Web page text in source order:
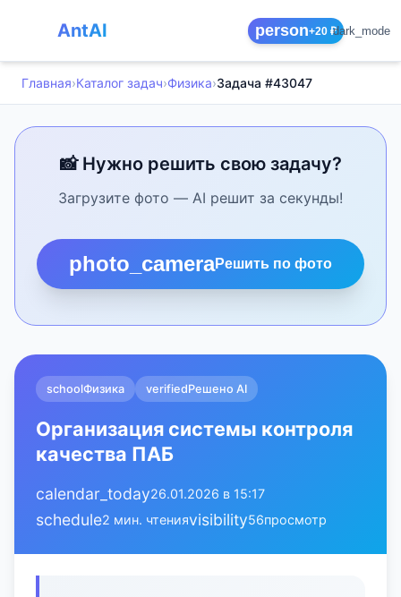
AntAI person+20 ₽dark_mode
Главная›Каталог задач›Физика›Задача #43047
📸 Нужно решить свою задачу?
Загрузите фото — AI решит за секунды!
photo_cameraРешить по фото
schoolФизика verifiedРешено AI
Организация системы контроля
качества ПАБ
calendar_today26.01.2026 в 15:17
schedule2 мин. чтенияvisibility56просмотр